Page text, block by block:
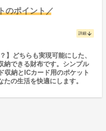
のポイント／
詳細 arrow_downward
】どちらも実現可能にした、
納できる財布です。シンプル
収納とICカード用のポケット
の生活を快適にします。